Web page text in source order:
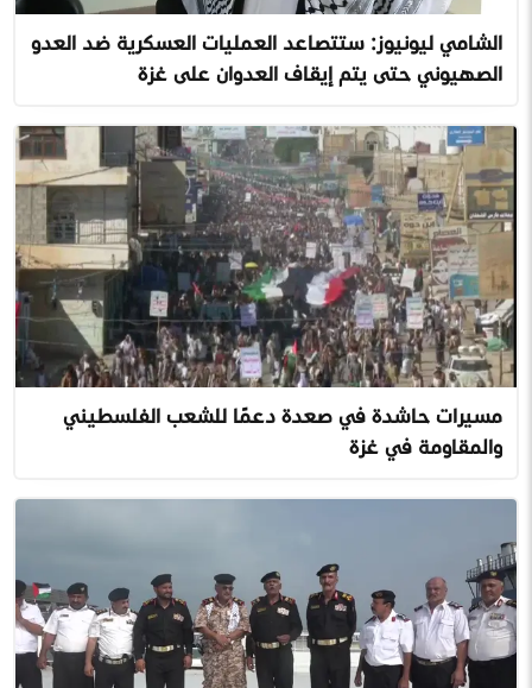
الشامي ليونيوز: ستتصاعد العمليات العسكرية ضد العدو
الصهيوني حتى يتم إيقاف العدوان على غزة
مسيرات حاشدة في صعدة دعمًا للشعب الفلسطيني
والمقاومة في غزة